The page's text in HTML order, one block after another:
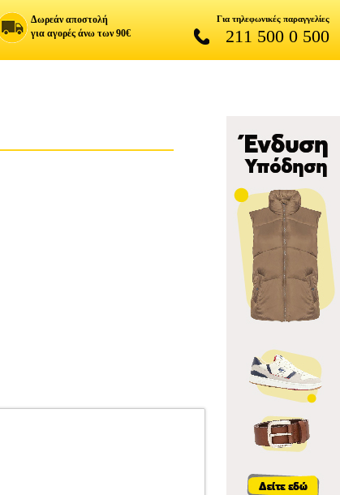
Δωρεάν αποστολή
για αγορές άνω των 90€
Για τηλεφωνικές παραγγελίες
211 500 0 500